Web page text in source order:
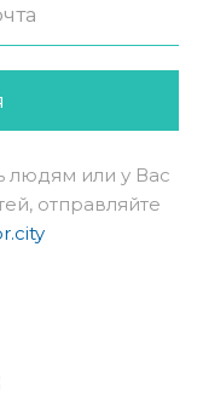
людям или у Вас
отправляйте